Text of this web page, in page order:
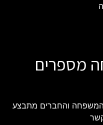
מספרים
המשפחה והחברים מתבצע